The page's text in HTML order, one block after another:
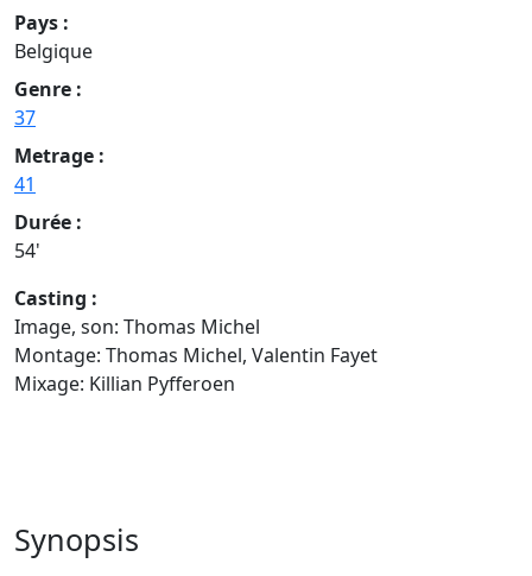
Pays :
Belgique
Genre :
37
Metrage :
41
Durée :
54'
Casting :
Image, son: Thomas Michel
Montage: Thomas Michel, Valentin Fayet
Mixage: Killian Pyfferoen
Synopsis